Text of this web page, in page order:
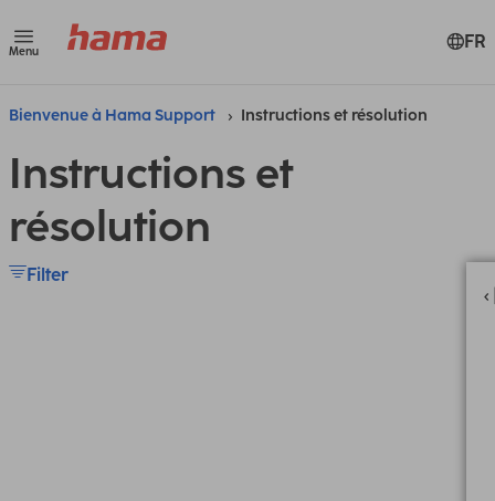
Menu FR
Bienvenue à Hama Support Instructions et résolution
Instructions et
résolution
Filter